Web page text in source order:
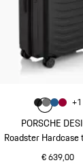
PORSCHE
Roadster Hardcase
€ 639,00
Kleur
Kleur
Kleur
Kleur
Kleur
+1